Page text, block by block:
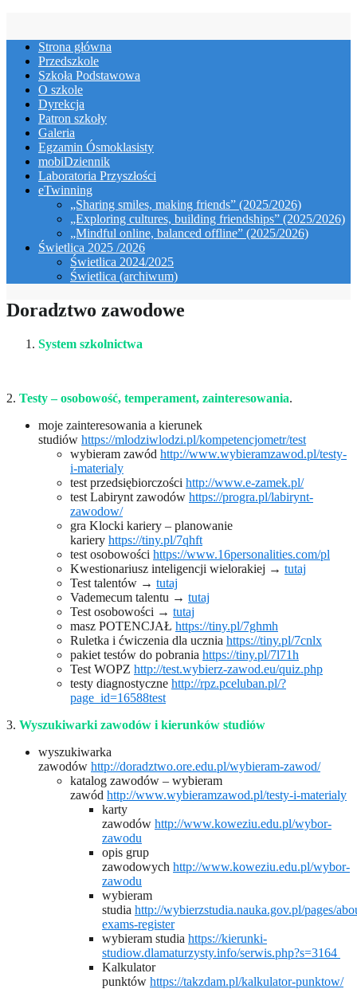
contentStrona główna
Przedszkole
Szkoła Podstawowa
O szkole
Dyrekcja
Patron szkoły
Galeria
Egzamin Ósmoklasisty
mobiDziennik
Laboratoria Przyszłości
eTwinning
„Sharing smiles, making friends” (2025/2026)
„Exploring cultures, building friendships” (2025/2026)
„Mindful online, balanced offline” (2025/2026)
Świetlica 2025 /2026
Świetlica 2024/2025
Świetlica (archiwum)
Doradztwo zawodowe
System szkolnictwa
2. Testy – osobowość, temperament, zainteresowania.
moje zainteresowania a kierunek
studiów https://mlodziwlodzi.pl/kompetencjometr/test
wybieram zawód http://www.wybieramzawod.pl/testy-
i-materialy
test przedsiębiorczości http://www.e-zamek.pl/
test Labirynt zawodów https://progra.pl/labirynt-
zawodow/
gra Klocki kariery – planowanie
kariery https://tiny.pl/7qhft
test osobowości https://www.16personalities.com/pl
Kwestionariusz inteligencji wielorakiej → tutaj
Test talentów → tutaj
Vademecum talentu → tutaj
Test osobowości → tutaj
masz POTENCJAŁ https://tiny.pl/7ghmh
Ruletka i ćwiczenia dla ucznia https://tiny.pl/7cnlx
pakiet testów do pobrania https://tiny.pl/7l71h
Test WOPZ http://test.wybierz-zawod.eu/quiz.php
testy diagnostyczne http://rpz.pceluban.pl/?
page_id=16588test
3. Wyszukiwarki zawodów i kierunków studiów
wyszukiwarka
zawodów http://doradztwo.ore.edu.pl/wybieram-zawod/
katalog zawodów – wybieram
zawód http://www.wybieramzawod.pl/testy-i-materialy
karty
zawodów http://www.koweziu.edu.pl/wybor-
zawodu
opis grup
zawodowych http://www.koweziu.edu.pl/wybor-
zawodu
wybieram
studia http://wybierzstudia.nauka.gov.pl/pages/
exams-register
wybieram studia https://kierunki-
studiow.dlamaturzysty.info/serwis.php?s=3164
Kalkulator
punktów https://takzdam.pl/kalkulator-punktow/